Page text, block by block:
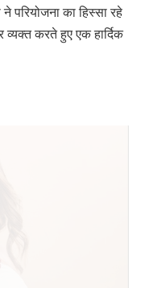
परियोजना का हिस्सा रहे
करते हुए एक हार्दिक